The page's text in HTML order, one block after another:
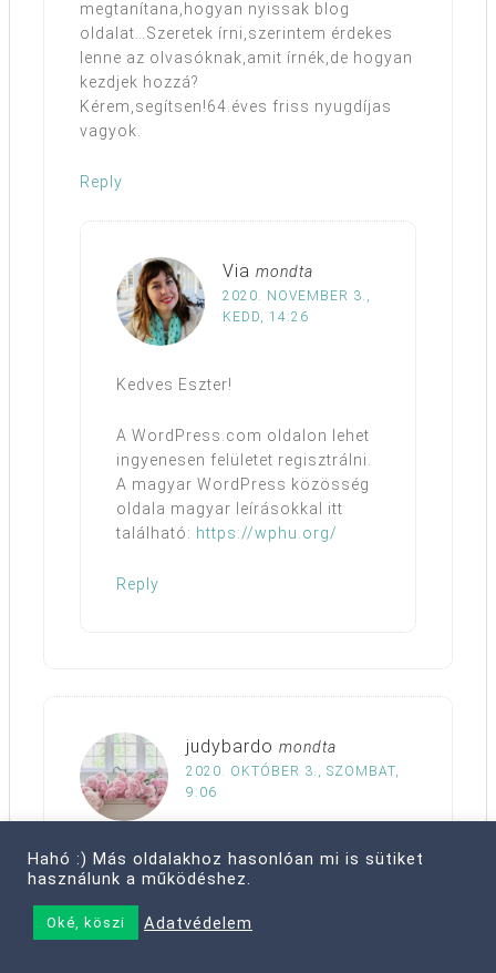
megtanítana,hogyan nyissak blog
oldalat…Szeretek írni,szerintem érdekes
lenne az olvasóknak,amit írnék,de hogyan
kezdjek hozzá?
Kérem,segítsen!64.éves friss nyugdíjas
vagyok.
Reply
Via mondta
2020. NOVEMBER 3.,
KEDD, 14:26
Kedves Eszter!
A WordPress.com oldalon lehet
ingyenesen felületet regisztrálni.
A magyar WordPress közösség
oldala magyar leírásokkal itt
található: https://wphu.org/
Reply
judybardo mondta
2020. OKTÓBER 3., SZOMBAT,
9:06
Nem is tudom megmondani mióta
szeretnék blogolni, de aztán valahogy ez
mindig megragadt egy ilyen „álom”
szinten. Talán azért, mert akkor még túl
Hahó :) Más oldalakhoz hasonlóan mi is sütiket
használunk a működéshez.
Oké, köszi Adatvédelem